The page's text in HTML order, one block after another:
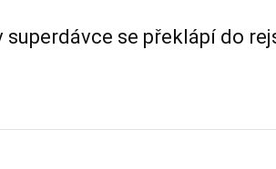
superdávce se překlápí do